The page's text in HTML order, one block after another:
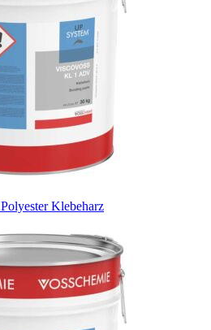
Polyester Klebeharz